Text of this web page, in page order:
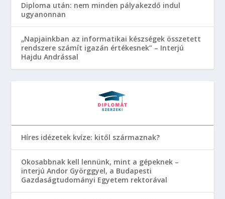
Diploma után: nem minden pályakezdő indul
ugyanonnan
„Napjainkban az informatikai készségek összetett
rendszere számít igazán értékesnek” – Interjú
Hajdu Andrással
Híres idézetek kvíze: kitől származnak?
Okosabbnak kell lennünk, mint a gépeknek –
interjú Andor Györggyel, a Budapesti
Gazdaságtudományi Egyetem rektorával